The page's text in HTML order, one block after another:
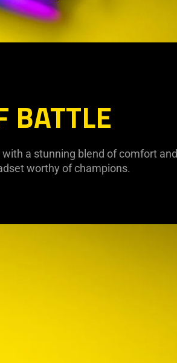
BATTLE
a stunning blend of comfort and
worthy of champions.